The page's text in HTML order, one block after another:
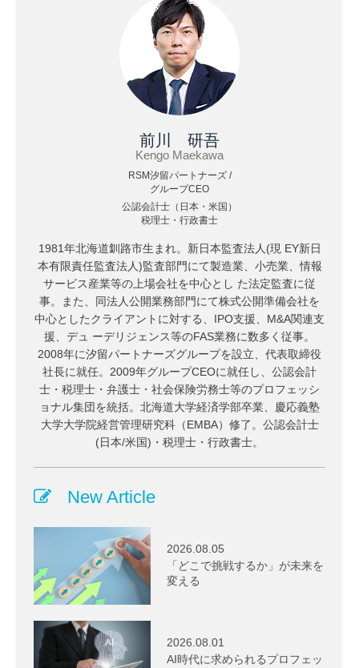
前川 研吾
Kengo Maekawa
RSM汐留パートナーズ /
グループCEO
公認会計士（日本・米国）
税理士・行政書士
1981年北海道釧路市生まれ。新日本監査法人(現 EY新日
本有限責任監査法人)監査部門にて製造業、小売業、情報
サービス産業等の上場会社を中心とし た法定監査に従
事。また、同法人公開業務部門にて株式公開準備会社を
中心としたクライアントに対する、IPO支援、M&A関連支
援、デュ ーデリジェンス等のFAS業務に数多く従事。
2008年に汐留パートナーズグループを設立、代表取締役
社長に就任。2009年グループCEOに就任し、公認会計
士・税理士・弁護士・社会保険労務士等のプロフェッシ
ョナル集団を統括。北海道大学経済学部卒業、慶応義塾
大学大学院経営管理研究科（EMBA）修了。公認会計士
(日本/米国)・税理士・行政書士。
New Article
2026.08.05
「どこで挑戦するか」が未来を
変える
2026.08.01
AI時代に求められるプロフェッ